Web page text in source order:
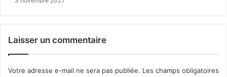
Laisser un commentaire
Votre adresse e-mail ne sera pas publiée. Les champs obligatoires